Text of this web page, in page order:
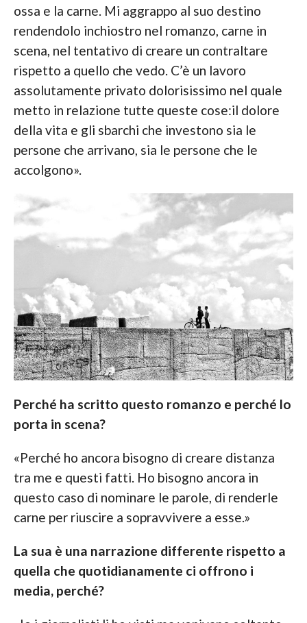
ossa e la carne. Mi aggrappo al suo destino
rendendolo inchiostro nel romanzo, carne in
scena, nel tentativo di creare un contraltare
rispetto a quello che vedo. C’è un lavoro
assolutamente privato dolorisissimo nel quale
metto in relazione tutte queste cose:il dolore
della vita e gli sbarchi che investono sia le
persone che arrivano, sia le persone che le
accolgono».
Perché ha scritto questo romanzo e perché lo
porta in scena?
«Perché ho ancora bisogno di creare distanza
tra me e questi fatti. Ho bisogno ancora in
questo caso di nominare le parole, di renderle
carne per riuscire a sopravvivere a esse.»
La sua è una narrazione differente rispetto a
quella che quotidianamente ci offrono i
media, perché?